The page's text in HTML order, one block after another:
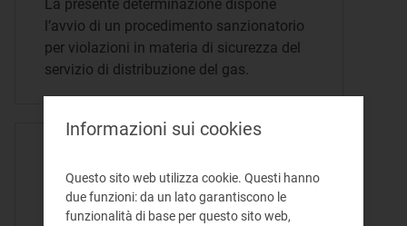
La presente determinazione dispone
l’avvio di un procedimento sanzionatorio
per violazioni in materia di sicurezza del
servizio di distribuzione del gas.
Proroga del termine di
conclusione di un
Informazioni sui cookies
Questo sito web utilizza cookie. Questi hanno
due funzioni: da un lato garantiscono le
funzionalità di base per questo sito web,